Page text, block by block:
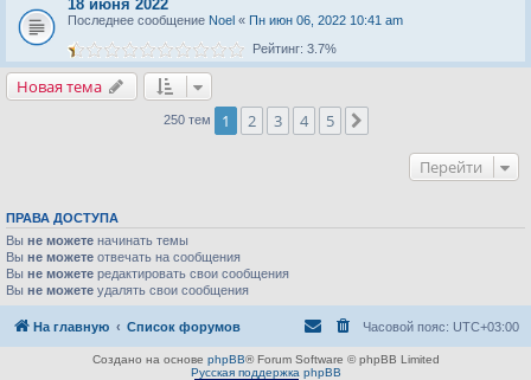
18 июня 2022
Последнее сообщение Noel « Пн июн 06, 2022 10:41 am
Рейтинг: 3.7%
Новая тема
250 тем 1 2 3 4 5
Перейти
ПРАВА ДОСТУПА
Вы не можете начинать темы
Вы не можете отвечать на сообщения
Вы не можете редактировать свои сообщения
Вы не можете удалять свои сообщения
На главную Список форумов Часовой пояс: UTC+03:00
Создано на основе phpBB® Forum Software © phpBB Limited
Русская поддержка phpBB